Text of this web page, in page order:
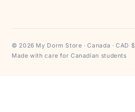
© 2026 My Dorm Store · Canada · CAD $
Made with care for Canadian students